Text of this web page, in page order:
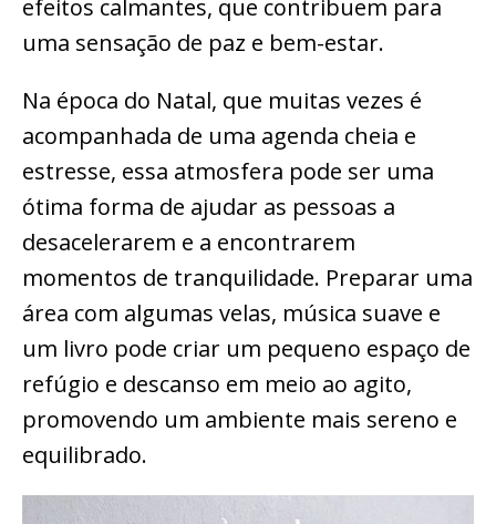
efeitos calmantes, que contribuem para
uma sensação de paz e bem-estar.
Na época do Natal, que muitas vezes é
acompanhada de uma agenda cheia e
estresse, essa atmosfera pode ser uma
ótima forma de ajudar as pessoas a
desacelerarem e a encontrarem
momentos de tranquilidade. Preparar uma
área com algumas velas, música suave e
um livro pode criar um pequeno espaço de
refúgio e descanso em meio ao agito,
promovendo um ambiente mais sereno e
equilibrado.